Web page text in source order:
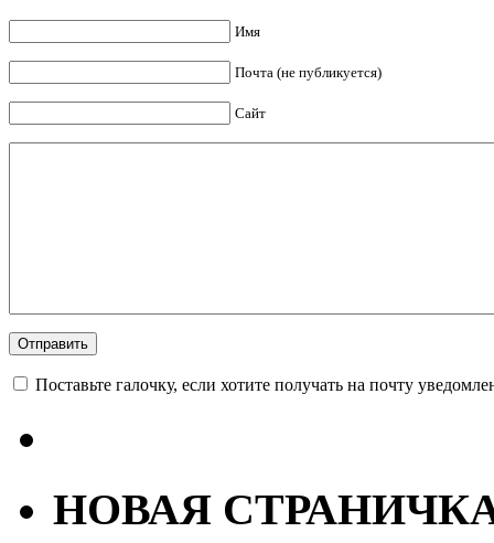
Имя
Почта (не публикуется)
Сайт
Поставьте галочку, если хотите получать на почту
НОВАЯ